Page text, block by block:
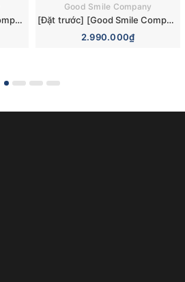
[Đặt trước] [Good Smile Company] Mô hình nhân vật Blue Archive Nendoroid 3110 Hina Sorasaki Dress Basic Figure (+Bonus)
Good Smile Company
[Đặt trước] [Good Smile Company] Mô hình nhân vật Blue Archive Nendoroid Surprise 6 Pieces Box Figure
2.990.000₫